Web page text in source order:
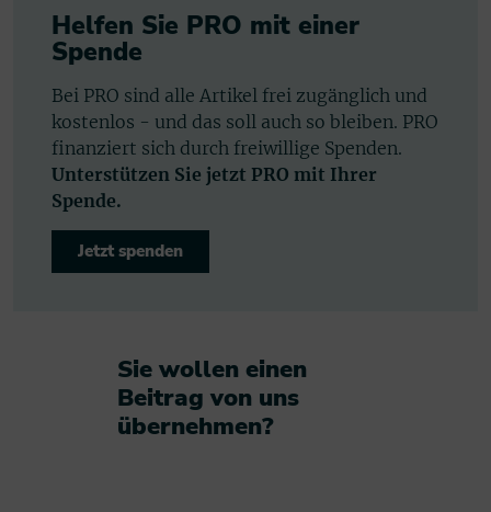
Helfen Sie PRO mit einer
Spende
Bei PRO sind alle Artikel frei zugänglich und
kostenlos - und das soll auch so bleiben. PRO
finanziert sich durch freiwillige Spenden.
Unterstützen Sie jetzt PRO mit Ihrer
Spende.
Jetzt spenden
Sie wollen einen
Beitrag von uns
übernehmen?​